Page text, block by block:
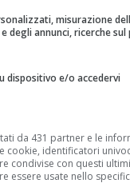
misurazione
degli annunci, ricerche sul
dispositivo e/o accedervi
da 431 partner e le
cookie, identificatori
condivise con questi
essere usate nello